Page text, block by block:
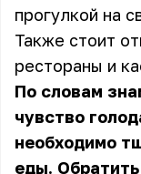
прогулкой на
Также стоит
рестораны и
По словам
чувство
необходимо
еды.